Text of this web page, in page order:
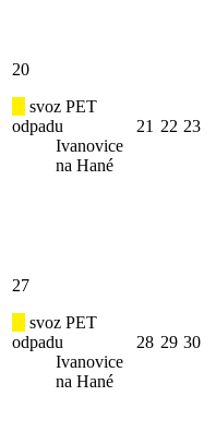
20
svoz PET
odpadu
Ivanovice
na Hané
21 22 23
27
svoz PET
odpadu
Ivanovice
na Hané
28 29 30